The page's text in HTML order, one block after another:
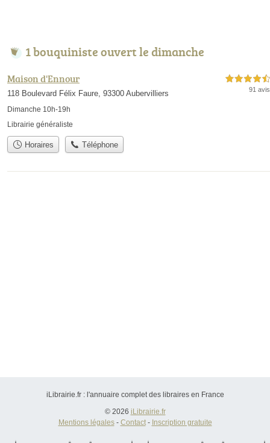
1 bouquiniste ouvert le dimanche
Maison d'Ennour
118 Boulevard Félix Faure, 93300 Aubervilliers
Dimanche 10h-19h
4,5 étoiles sur 5
91 avis
Librairie généraliste
Horaires Téléphone
iLibrairie.fr : l'annuaire complet des libraires en France
© 2026 iLibrairie.fr
Mentions légales- Contact- Inscription gratuite